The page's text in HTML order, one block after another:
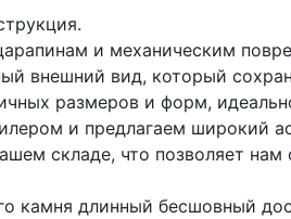
и механическим
внешний вид, который
размеров и форм,
и предлагаем широкий
складе, что позволяет
камня длинный бесшовный